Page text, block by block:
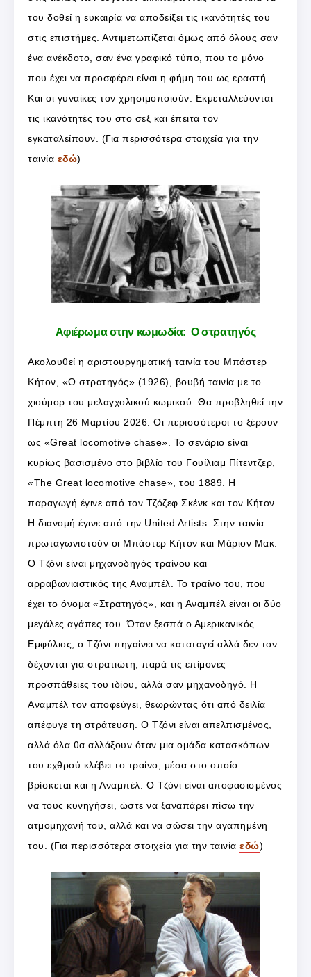
του δοθεί η ευκαιρία να αποδείξει τις ικανότητές του
στις επιστήμες. Αντιμετωπίζεται όμως από όλους σαν
ένα ανέκδοτο, σαν ένα γραφικό τύπο, που το μόνο
που έχει να προσφέρει είναι η φήμη του ως εραστή.
Και οι γυναίκες τον χρησιμοποιούν. Εκμεταλλεύονται
τις ικανότητές του στο σεξ και έπειτα τον
εγκαταλείπουν. (Για περισσότερα στοιχεία για την
ταινία εδώ)
Αφιέρωμα στην κωμωδία: Ο στρατηγός
Ακολουθεί η αριστουργηματική ταινία του Μπάστερ
Κήτον, «Ο στρατηγός» (1926), βουβή ταινία με το
χιούμορ του μελαγχολικού κωμικού. Θα προβληθεί την
Πέμπτη 26 Μαρτίου 2026. Οι περισσότεροι το ξέρουν
ως «Great locomotive chase». To σενάριο είναι
κυρίως βασισμένο στο βιβλίο του Γουίλιαμ Πίτεντζερ,
«The Great locomotive chase», του 1889. Η
παραγωγή έγινε από τον Τζόζεφ Σκένκ και τον Κήτον.
Η διανομή έγινε από την United Artists. Στην ταινία
πρωταγωνιστούν οι Μπάστερ Κήτον και Μάριον Μακ.
Ο Τζόνι είναι μηχανοδηγός τραίνου και
αρραβωνιαστικός της Αναμπέλ. Το τραίνο του, που
έχει το όνομα «Στρατηγός», και η Αναμπέλ είναι οι δύο
μεγάλες αγάπες του. Όταν ξεσπά ο Αμερικανικός
Εμφύλιος, ο Τζόνι πηγαίνει να καταταγεί αλλά δεν τον
δέχονται για στρατιώτη, παρά τις επίμονες
προσπάθειες του ιδίου, αλλά σαν μηχανοδηγό. Η
Αναμπέλ τον αποφεύγει, θεωρώντας ότι από δειλία
απέφυγε τη στράτευση. Ο Τζόνι είναι απελπισμένος,
αλλά όλα θα αλλάξουν όταν μια ομάδα κατασκόπων
του εχθρού κλέβει το τραίνο, μέσα στο οποίο
βρίσκεται και η Αναμπέλ. Ο Τζόνι είναι αποφασισμένος
να τους κυνηγήσει, ώστε να ξαναπάρει πίσω την
ατμομηχανή του, αλλά και να σώσει την αγαπημένη
του. (Για περισσότερα στοιχεία για την ταινία εδώ)